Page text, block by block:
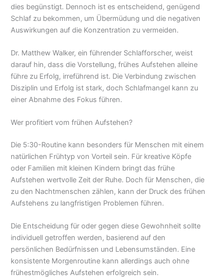
dies begünstigt. Dennoch ist es entscheidend, genügend
Schlaf zu bekommen, um Übermüdung und die negativen
Auswirkungen auf die Konzentration zu vermeiden.
Dr. Matthew Walker, ein führender Schlafforscher, weist
darauf hin, dass die Vorstellung, frühes Aufstehen alleine
führe zu Erfolg, irreführend ist. Die Verbindung zwischen
Disziplin und Erfolg ist stark, doch Schlafmangel kann zu
einer Abnahme des Fokus führen.
Wer profitiert vom frühen Aufstehen?
Die 5:30-Routine kann besonders für Menschen mit einem
natürlichen Frühtyp von Vorteil sein. Für kreative Köpfe
oder Familien mit kleinen Kindern bringt das frühe
Aufstehen wertvolle Zeit der Ruhe. Doch für Menschen, die
zu den Nachtmenschen zählen, kann der Druck des frühen
Aufstehens zu langfristigen Problemen führen.
Die Entscheidung für oder gegen diese Gewohnheit sollte
individuell getroffen werden, basierend auf den
persönlichen Bedürfnissen und Lebensumständen. Eine
konsistente Morgenroutine kann allerdings auch ohne
frühestmögliches Aufstehen erfolgreich sein.